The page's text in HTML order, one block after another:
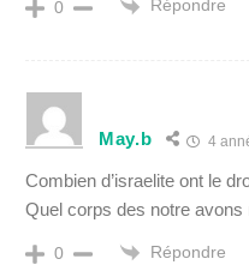
0 Répondre
May.b 4
Combien d’israelite ont le
Quel corps des notre avons
0 Répondre